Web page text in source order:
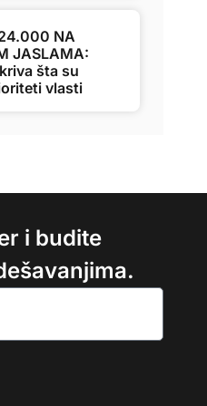
NA
JASLAMA:
šta su
vlasti
i budite